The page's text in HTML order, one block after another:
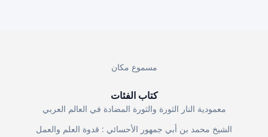
مسموع مكان
كتاب الفئات
معمودية النار الثورة والثورة المضادة في العالم العربي
الشيخ محمد بن أبي جمهور الأحسائي : قدوة العلم والعمل